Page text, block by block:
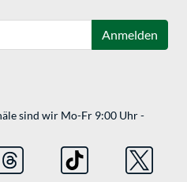
Anmelden
sind wir Mo-Fr 9:00 Uhr -